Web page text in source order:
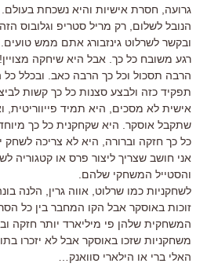
גרועה, חסרת אישיות והיא נשכחת
הנובל לשלום, רק מריל סטריפ וגלובוס
ובקשר לשרלוט גינזבורג אתם ממש
רגע משובח כל כך. אבל היא שיחקה
הרבה תסכול וכל כך הרבה כאב. ובכלל
תפקיד כזה ולבצע סצנות כל כך קשות
אישית לא מסכים, היא תמיד פייווריטית,
שתקבל אוסקר. היא שקחקנית כל כך
כל כך חזקה וברורה, היא לא צריכה לשחק
אני חושב שצריך ליצור פרס או קטגוריה
והסטייל המשחקי שלהם.
לשחקניות כמו שרלוט, אווה גרין, הלנה
זוכות באוסקר אבל הקו המחבר בין כל
המשחקית שלהן פי מיליארד יותר חזקה
משחקניות שזכו באוסקר אבל לא יזכרו
האלי ברי או הילארי סוואנק…